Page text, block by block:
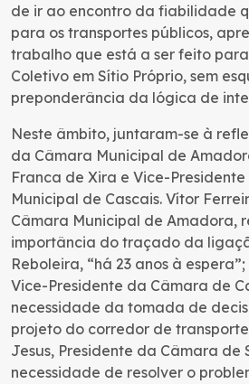
de ir ao encontro da fiabilidade
para os transportes públicos,
trabalho que está a ser feito
Coletivo em Sítio Próprio, sem
preponderância da lógica de
Neste âmbito, juntaram-se à
da Câmara Municipal de
Franca de Xira e Vice-
Municipal de Cascais. Vítor
Câmara Municipal de Amadora,
importância do traçado da
Reboleira, “há 23 anos à
Vice-Presidente da Câmara de
necessidade da tomada de
projeto do corredor de
Jesus, Presidente da Câmara de
necessidade de resolver o